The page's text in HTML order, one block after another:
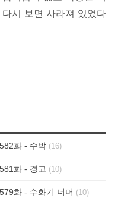
시 보면 사라져 있었다
화 - 수박 (16)
화 - 경고 (10)
화 - 수화기 너머 (10)